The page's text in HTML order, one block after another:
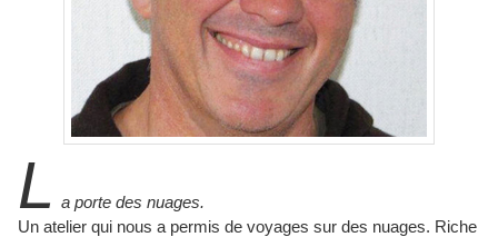
L a porte des nuages.
Un atelier qui nous a permis de voyages sur des nuages. Riche